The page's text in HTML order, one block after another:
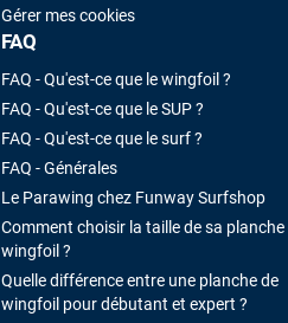
Gérer mes cookies
FAQ
FAQ - Qu'est-ce que le wingfoil ?
FAQ - Qu'est-ce que le SUP ?
FAQ - Qu'est-ce que le surf ?
FAQ - Générales
Le Parawing chez Funway Surfshop
Comment choisir la taille de sa planche
wingfoil ?
Quelle différence entre une planche de
wingfoil pour débutant et expert ?